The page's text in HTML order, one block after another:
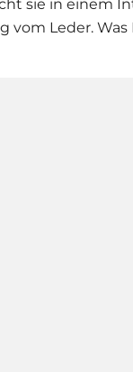
sie in einem
vom Leder. Was